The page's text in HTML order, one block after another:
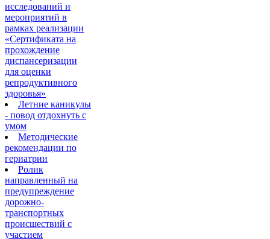
исследований и
мероприятий в
рамках реализации
«Сертификата на
прохождение
диспансеризации
для оценки
репродуктивного
здоровья»
Летние каникулы
- повод отдохнуть с
умом
Методические
рекомендации по
гериатрии
Ролик
направленный на
предупреждение
дорожно-
транспортных
происшествий с
участием